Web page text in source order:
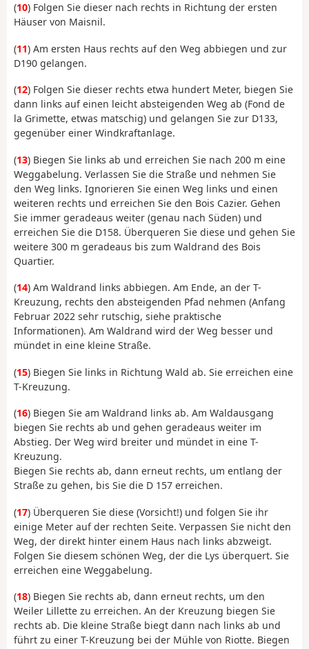
(10) Folgen Sie dieser nach rechts in Richtung der ersten
Häuser von Maisnil.
(11) Am ersten Haus rechts auf den Weg abbiegen und zur
D190 gelangen.
(12) Folgen Sie dieser rechts etwa hundert Meter, biegen Sie
dann links auf einen leicht absteigenden Weg ab (Fond de
la Grimette, etwas matschig) und gelangen Sie zur D133,
gegenüber einer Windkraftanlage.
(13) Biegen Sie links ab und erreichen Sie nach 200 m eine
Weggabelung. Verlassen Sie die Straße und nehmen Sie
den Weg links. Ignorieren Sie einen Weg links und einen
weiteren rechts und erreichen Sie den Bois Cazier. Gehen
Sie immer geradeaus weiter (genau nach Süden) und
erreichen Sie die D158. Überqueren Sie diese und gehen Sie
weitere 300 m geradeaus bis zum Waldrand des Bois
Quartier.
(14) Am Waldrand links abbiegen. Am Ende, an der T-
Kreuzung, rechts den absteigenden Pfad nehmen (Anfang
Februar 2022 sehr rutschig, siehe praktische
Informationen). Am Waldrand wird der Weg besser und
mündet in eine kleine Straße.
(15) Biegen Sie links in Richtung Wald ab. Sie erreichen eine
T-Kreuzung.
(16) Biegen Sie am Waldrand links ab. Am Waldausgang
biegen Sie rechts ab und gehen geradeaus weiter im
Abstieg. Der Weg wird breiter und mündet in eine T-
Kreuzung.
Biegen Sie rechts ab, dann erneut rechts, um entlang der
Straße zu gehen, bis Sie die D 157 erreichen.
(17) Überqueren Sie diese (Vorsicht!) und folgen Sie ihr
einige Meter auf der rechten Seite. Verpassen Sie nicht den
Weg, der direkt hinter einem Haus nach links abzweigt.
Folgen Sie diesem schönen Weg, der die Lys überquert. Sie
erreichen eine Weggabelung.
(18) Biegen Sie rechts ab, dann erneut rechts, um den
Weiler Lillette zu erreichen. An der Kreuzung biegen Sie
rechts ab. Die kleine Straße biegt dann nach links ab und
führt zu einer T-Kreuzung bei der Mühle von Riotte. Biegen